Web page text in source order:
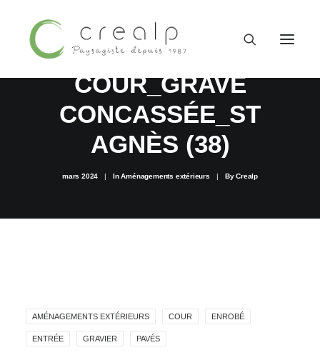
RÉFECTION D'UNE
COUR_GRAVE
CONCASSÉE_ST
AGNÈS (38)
mars 2024 | InAménagements extérieurs | ByCrealp
AMÉNAGEMENTS EXTÉRIEURS COUR ENROBÉ
ENTRÉE GRAVIER PAVÉS